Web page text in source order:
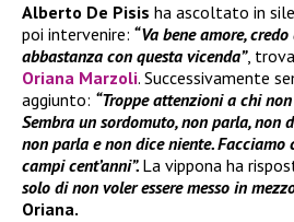
Alberto De Pisis ha ascoltato in
poi intervenire: “Va bene amore,
abbastanza con questa vicenda”,
Oriana Marzoli. Successivamente
aggiunto: “Troppe attenzioni a chi
Sembra un sordomuto, non parla, non
non parla e non dice niente. Facciamo
campi cent’anni”. La vippona ha
solo di non voler essere messo in
Oriana.